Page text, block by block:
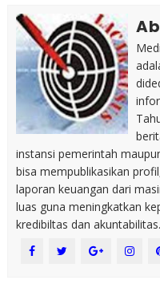
instansi pemerintah
bisa mempublikasikan
laporan keuangan dari
luas guna meningkatkan
kredibiltas dan akuntabilitas.